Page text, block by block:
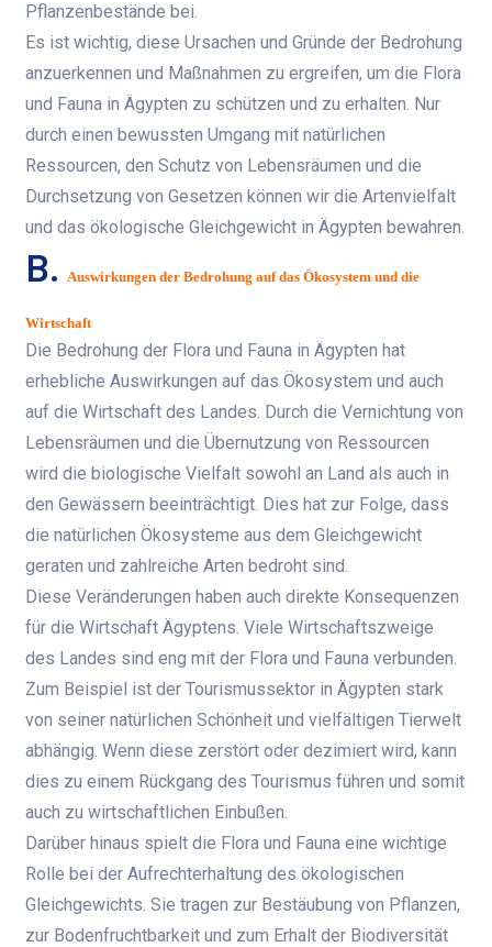
Pflanzenbestände bei.
Es ist wichtig, diese Ursachen und Gründe der Bedrohung
anzuerkennen und Maßnahmen zu ergreifen, um die Flora
und Fauna in Ägypten zu schützen und zu erhalten. Nur
durch einen bewussten Umgang mit natürlichen
Ressourcen, den Schutz von Lebensräumen und die
Durchsetzung von Gesetzen können wir die Artenvielfalt
und das ökologische Gleichgewicht in Ägypten bewahren.
B. Auswirkungen der Bedrohung auf das Ökosystem und die
Wirtschaft
Die Bedrohung der Flora und Fauna in Ägypten hat
erhebliche Auswirkungen auf das Ökosystem und auch
auf die Wirtschaft des Landes. Durch die Vernichtung von
Lebensräumen und die Übernutzung von Ressourcen
wird die biologische Vielfalt sowohl an Land als auch in
den Gewässern beeinträchtigt. Dies hat zur Folge, dass
die natürlichen Ökosysteme aus dem Gleichgewicht
geraten und zahlreiche Arten bedroht sind.
Diese Veränderungen haben auch direkte Konsequenzen
für die Wirtschaft Ägyptens. Viele Wirtschaftszweige
des Landes sind eng mit der Flora und Fauna verbunden.
Zum Beispiel ist der Tourismussektor in Ägypten stark
von seiner natürlichen Schönheit und vielfältigen Tierwelt
abhängig. Wenn diese zerstört oder dezimiert wird, kann
dies zu einem Rückgang des Tourismus führen und somit
auch zu wirtschaftlichen Einbußen.
Darüber hinaus spielt die Flora und Fauna eine wichtige
Rolle bei der Aufrechterhaltung des ökologischen
Gleichgewichts. Sie tragen zur Bestäubung von Pflanzen,
zur Bodenfruchtbarkeit und zum Erhalt der Biodiversität